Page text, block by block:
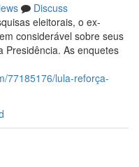
Discuss
eleitorais, o ex-
considerável sobre seus
Presidência. As enquetes
77185176/lula-reforça-